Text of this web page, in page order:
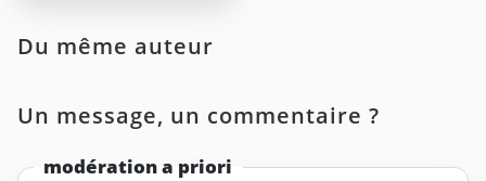
Du même auteur
Un message, un commentaire ?
modération a priori